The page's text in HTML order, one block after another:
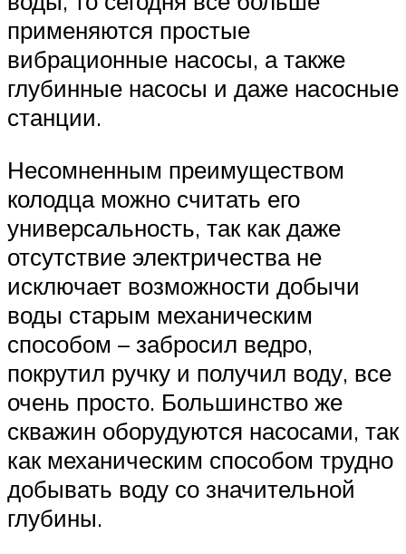
применяются простые
вибрационные насосы, а также
глубинные насосы и даже насосные
станции.
Несомненным преимуществом
колодца можно считать его
универсальность, так как даже
отсутствие электричества не
исключает возможности добычи
воды старым механическим
способом – забросил ведро,
покрутил ручку и получил воду, все
очень просто. Большинство же
скважин оборудуются насосами, так
как механическим способом трудно
добывать воду со значительной
глубины.